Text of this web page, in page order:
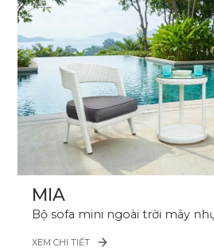
MIA
Bộ sofa mini ngoài trời mây
XEM CHI TIẾT